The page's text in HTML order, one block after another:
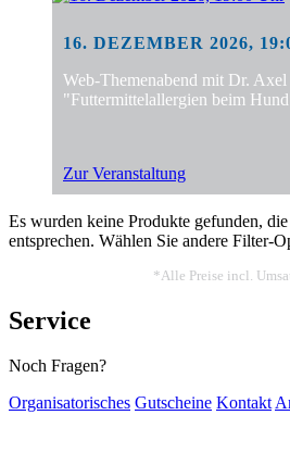
16. DEZEMBER 2026,
Web-Themenabend mit Dr.
"Futtermittelallergien beim
Zur Veranstaltung
Es wurden keine Produkte gefunden,
entsprechen. Wählen Sie andere Filter-
*Alle Preise incl.
Service
Noch Fragen?
Organisatorisches Gutscheine Kontakt